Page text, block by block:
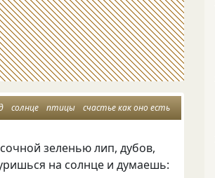
солнце птицы счастье как оно есть
зеленью лип, дубов,
на солнце и думаешь: